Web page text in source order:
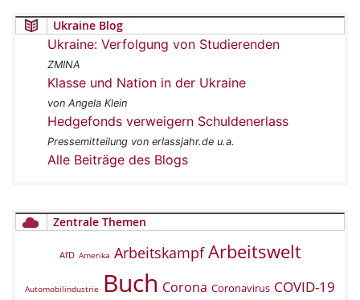
Ukraine Blog
Ukraine: Verfolgung von Studierenden
ZMINA
Klasse und Nation in der Ukraine
von Angela Klein
Hedgefonds verweigern Schuldenerlass
Pressemitteilung von erlassjahr.de u.a.
Alle Beiträge des Blogs
Zentrale Themen
AfD Amerika Arbeitskampf Arbeitswelt
Automobilindustrie Buch Corona Coronavirus COVID-19